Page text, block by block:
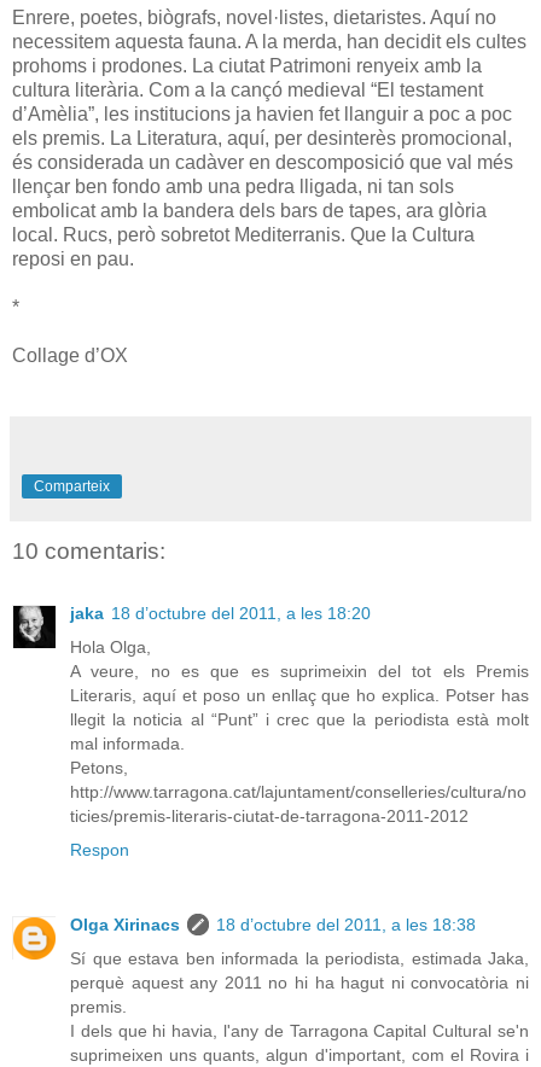
Enrere, poetes, biògrafs, novel·listes, dietaristes. Aquí no
necessitem aquesta fauna. A la merda, han decidit els cultes
prohoms i prodones. La ciutat Patrimoni renyeix amb la
cultura literària. Com a la cançó medieval “El testament
d’Amèlia”, les institucions ja havien fet llanguir a poc a poc
els premis. La Literatura, aquí, per desinterès promocional,
és considerada un cadàver en descomposició que val més
llençar ben fondo amb una pedra lligada, ni tan sols
embolicat amb la bandera dels bars de tapes, ara glòria
local. Rucs, però sobretot Mediterranis. Que la Cultura
reposi en pau.
*
Collage d’OX
Comparteix
10 comentaris:
jaka 18 d’octubre del 2011, a les 18:20
Hola Olga,
A veure, no es que es suprimeixin del tot els Premis
Literaris, aquí et poso un enllaç que ho explica. Potser has
llegit la noticia al “Punt” i crec que la periodista està molt
mal informada.
Petons,
http://www.tarragona.cat/lajuntament/conselleries/cultura/no
ticies/premis-literaris-ciutat-de-tarragona-2011-2012
Respon
Olga Xirinacs
18 d’octubre del 2011, a les 18:38
Sí que estava ben informada la periodista, estimada Jaka,
perquè aquest any 2011 no hi ha hagut ni convocatòria ni
premis.
I dels que hi havia, l'any de Tarragona Capital Cultural se'n
suprimeixen uns quants, algun d'important, com el Rovira i